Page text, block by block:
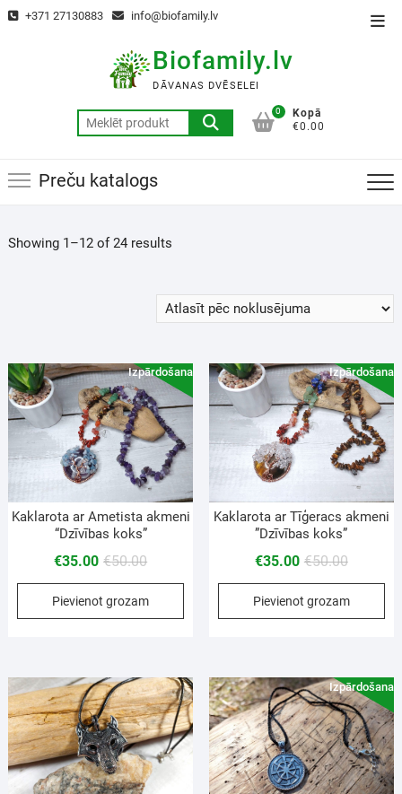
+371 27130883 info@biofamily.lv
Biofamily.lv
DĀVANAS DVĒSELEI
0
Kopā
€0.00
Preču katalogs
Showing 1–12 of 24 results
Izpārdošana!
Kaklarota ar Ametista akmeni
“Dzīvības koks”
€50.00
€35.00
Pievienot grozam
Izpārdošana!
Kaklarota ar Tīģeracs akmeni
”Dzīvības koks”
€50.00
€35.00
Pievienot grozam
Izpārdošana!